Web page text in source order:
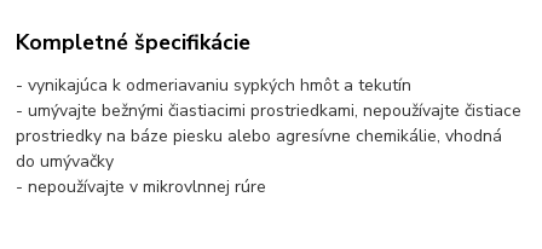
Kompletné špecifikácie
- vynikajúca k odmeriavaniu sypkých hmôt a tekutín
- umývajte bežnými čiastiacimi prostriedkami, nepoužívajte čistiace
prostriedky na báze piesku alebo agresívne chemikálie, vhodná
do umývačky
- nepoužívajte v mikrovlnnej rúre